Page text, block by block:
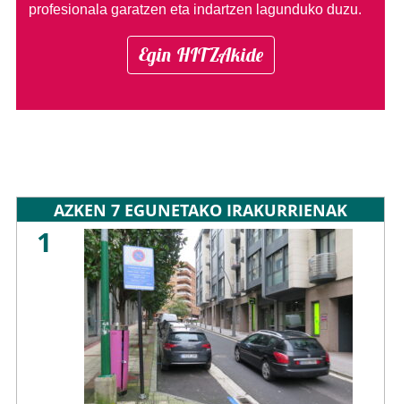
profesionala garatzen eta indartzen lagunduko duzu.
Egin HITZAkide
AZKEN 7 EGUNETAKO IRAKURRIENAK
1